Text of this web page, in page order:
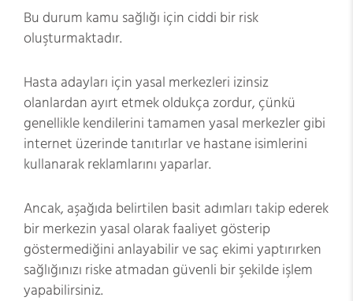
Bu durum kamu sağlığı için ciddi bir risk
oluşturmaktadır.
Hasta adayları için yasal merkezleri izinsiz
olanlardan ayırt etmek oldukça zordur, çünkü
genellikle kendilerini tamamen yasal merkezler gibi
internet üzerinde tanıtırlar ve hastane isimlerini
kullanarak reklamlarını yaparlar.
Ancak, aşağıda belirtilen basit adımları takip ederek
bir merkezin yasal olarak faaliyet gösterip
göstermediğini anlayabilir ve saç ekimi yaptırırken
sağlığınızı riske atmadan güvenli bir şekilde işlem
yapabilirsiniz.